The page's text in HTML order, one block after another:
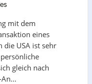
mit dem
eines
die USA ist sehr
gleich nach